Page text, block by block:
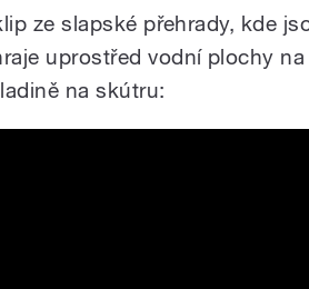
ze slapské přehrady, kde
uprostřed vodní plochy
na skútru: